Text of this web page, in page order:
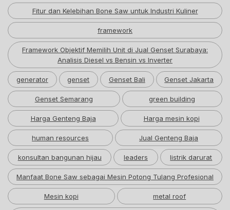
Fitur dan Kelebihan Bone Saw untuk Industri Kuliner
framework
Framework Objektif Memilih Unit di Jual Genset Surabaya:
Analisis Diesel vs Bensin vs Inverter
generator genset Genset Bali Genset Jakarta
Genset Semarang green building
Harga Genteng Baja Harga mesin kopi
human resources Jual Genteng Baja
konsultan bangunan hijau leaders listrik darurat
Manfaat Bone Saw sebagai Mesin Potong Tulang Profesional
Mesin kopi metal roof